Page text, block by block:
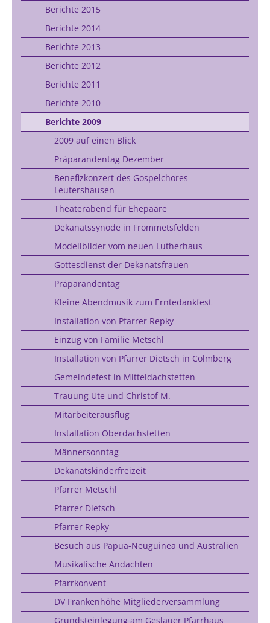
Berichte 2015
Berichte 2014
Berichte 2013
Berichte 2012
Berichte 2011
Berichte 2010
Berichte 2009
2009 auf einen Blick
Präparandentag Dezember
Benefizkonzert des Gospelchores
Leutershausen
Theaterabend für Ehepaare
Dekanatssynode in Frommetsfelden
Modellbilder vom neuen Lutherhaus
Gottesdienst der Dekanatsfrauen
Präparandentag
Kleine Abendmusik zum Erntedankfest
Installation von Pfarrer Repky
Einzug von Familie Metschl
Installation von Pfarrer Dietsch in Colmberg
Gemeindefest in Mitteldachstetten
Trauung Ute und Christof M.
Mitarbeiterausflug
Installation Oberdachstetten
Männersonntag
Dekanatskinderfreizeit
Pfarrer Metschl
Pfarrer Dietsch
Pfarrer Repky
Besuch aus Papua-Neuguinea und Australien
Musikalische Andachten
Pfarrkonvent
DV Frankenhöhe Mitgliederversammlung
Grundsteinlegung am Geslauer Pfarrhaus